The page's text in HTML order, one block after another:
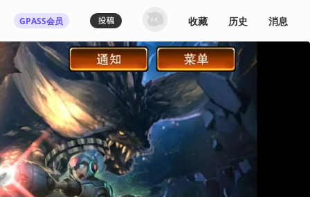
GPASS会员
登录机核你可以：
下载收藏播客节目 多端历史播放同步
发布内容动态/评论 关注喜欢的创作者
登录 / 注册
收藏 历史 消息